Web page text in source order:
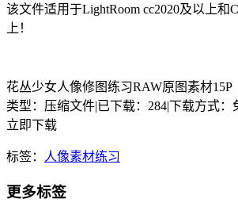
该文件适用于LightRoom cc2020及以上和
上！
花丛少女人像修图练习RAW原图素材15P
类型：压缩文件|已下载：284|下载方式：
立即下载
标签： 人像素材练习
更多标签